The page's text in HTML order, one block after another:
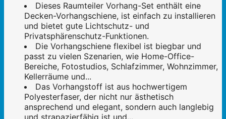
Dieses Raumteiler Vorhang-Set enthält eine
Decken-Vorhangschiene, ist einfach zu installieren
und bietet gute Lichtschutz- und
Privatsphärenschutz-Funktionen.
Die Vorhangschiene flexibel ist biegbar und
passt zu vielen Szenarien, wie Home-Office-
Bereiche, Fotostudios, Schlafzimmer, Wohnzimmer,
Kellerräume und...
Das Vorhangstoff ist aus hochwertigem
Polyesterfaser, der nicht nur ästhetisch
ansprechend und elegant, sondern auch langlebig